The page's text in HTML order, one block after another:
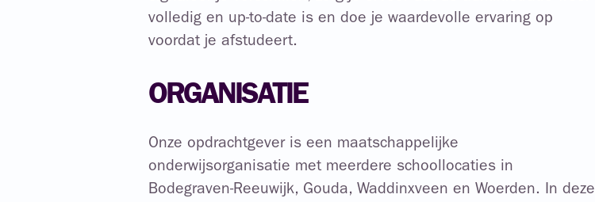
volledig en up-to-date is en doe je waardevolle ervaring op
voordat je afstudeert.
ORGANISATIE
Onze opdrachtgever is een maatschappelijke
onderwijsorganisatie met meerdere schoollocaties in
Bodegraven-Reeuwijk, Gouda, Waddinxveen en Woerden. In deze